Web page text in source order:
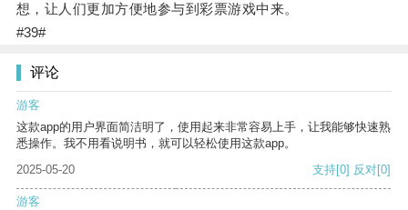
想，让人们更加方便地参与到彩票游戏中来。
#39#
评论
游客
这款app的用户界面简洁明了，使用起来非常容易上手，让我能够快速熟
悉操作。我不用看说明书，就可以轻松使用这款app。
2025-05-20
支持[0] 反对[0]
游客